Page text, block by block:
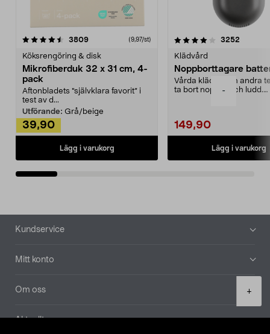
-
+
3809recensioner (9,97/st)
Köksrengöring & disk
Mikrofiberduk 32 x 31 cm, 4-
pack
Aftonbladets "självklara favorit” i
test av d...
Utförande: Grå/beige
39,90
Lägg i varukorg
4.0av 5 stjärnor 3252
Klädvård
Noppborttagare
Vårda kläder och andra
ta bort noppor och ludd.
149,90
Lägg i varukorg
4.5av 5 stjärnor
Sidfot
Kundservice
Mitt konto
Om oss
Aktuellt